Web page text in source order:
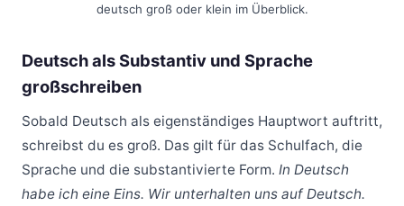
deutsch groß oder klein im Überblick.
Deutsch als Substantiv und Sprache
großschreiben
Sobald Deutsch als eigenständiges Hauptwort auftritt,
schreibst du es groß. Das gilt für das Schulfach, die
Sprache und die substantivierte Form. In Deutsch
habe ich eine Eins. Wir unterhalten uns auf Deutsch.